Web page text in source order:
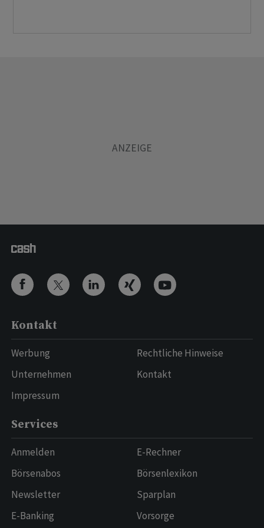
Kontakt
Werbung
Unternehmen
Impressum
Rechtliche Hinweise
Kontakt
Services
Anmelden
Börsenabos
Newsletter
E-Banking
E-Rechner
Börsenlexikon
Sparplan
Vorsorge